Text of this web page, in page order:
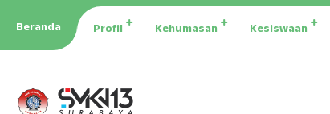
Beranda Profil Kehumasan Kesiswaan